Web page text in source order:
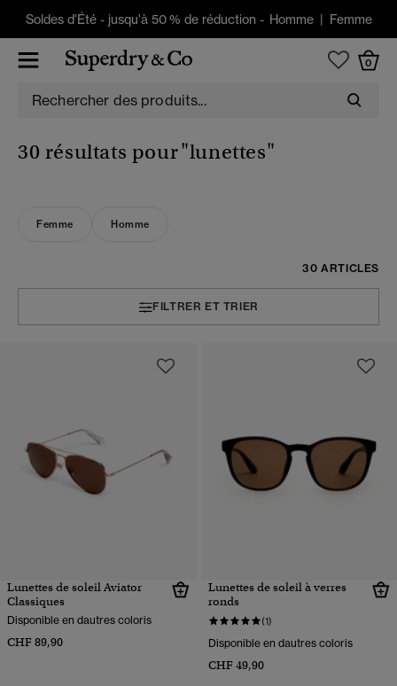
Soldes d'Été -jusqu'à 50 % de réduction - Homme| Femme
0
30 résultats pour"lunettes"
Femme Homme
30 ARTICLES
FILTRER ET TRIER
Lunettes de soleil Aviator
Classiques
Disponible en dautres coloris
CHF 89,90
Lunettes de soleil à verres
ronds
(1)
Disponible en dautres coloris
CHF 49,90